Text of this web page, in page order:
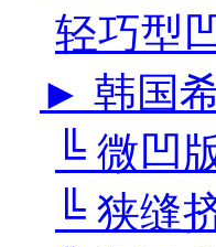
轻巧型
► 韩国
╚ 微凹
╚ 狭缝